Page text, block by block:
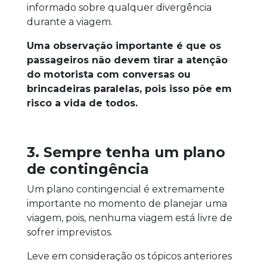
informado sobre qualquer divergência
durante a viagem.
Uma observação importante é que os
passageiros não devem tirar a atenção
do motorista com conversas ou
brincadeiras paralelas, pois isso põe em
risco a vida de todos.
3. Sempre tenha um plano
de contingência
Um plano contingencial é extremamente
importante no momento de planejar uma
viagem, pois, nenhuma viagem está livre de
sofrer imprevistos.
Leve em consideração os tópicos anteriores